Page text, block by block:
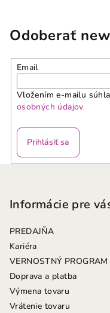
Odoberať
Email
Vložením e-mailu
osobných údajov
Prihlásiť sa
Informácie pre
PREDAJŇA
Kariéra
VERNOSTNÝ PROGRAM
Doprava a platba
Výmena tovaru
Vrátenie tovaru